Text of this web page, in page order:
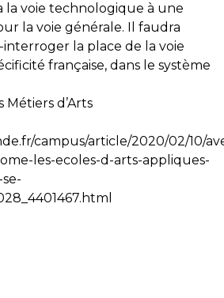
la voie technologique à une
la voie générale. Il faudra
la place de la voie
française, dans le système
Métiers d’Arts
campus/article/2020/02/10/
les-ecoles-d-arts-appliques-